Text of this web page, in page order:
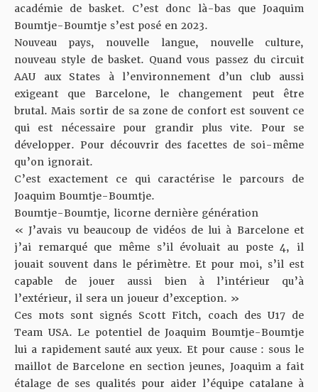
académie de basket. C’est donc là-bas que Joaquim
Boumtje-Boumtje s’est posé en 2023.
Nouveau pays, nouvelle langue, nouvelle culture,
nouveau style de basket. Quand vous passez du circuit
AAU aux States à l’environnement d’un club aussi
exigeant que Barcelone, le changement peut être
brutal. Mais sortir de sa zone de confort est souvent ce
qui est nécessaire pour grandir plus vite. Pour se
développer. Pour découvrir des facettes de soi-même
qu’on ignorait.
C’est exactement ce qui caractérise le parcours de
Joaquim Boumtje-Boumtje.
Boumtje-Boumtje, licorne dernière génération
« J’avais vu beaucoup de vidéos de lui à Barcelone et
j’ai remarqué que même s’il évoluait au poste 4, il
jouait souvent dans le périmètre. Et pour moi, s’il est
capable de jouer aussi bien à l’intérieur qu’à
l’extérieur, il sera un joueur d’exception. »
Ces mots sont signés Scott Fitch, coach des U17 de
Team USA. Le potentiel de Joaquim Boumtje-Boumtje
lui a rapidement sauté aux yeux. Et pour cause : sous le
maillot de Barcelone en section jeunes, Joaquim a fait
étalage de ses qualités pour aider l’équipe catalane à